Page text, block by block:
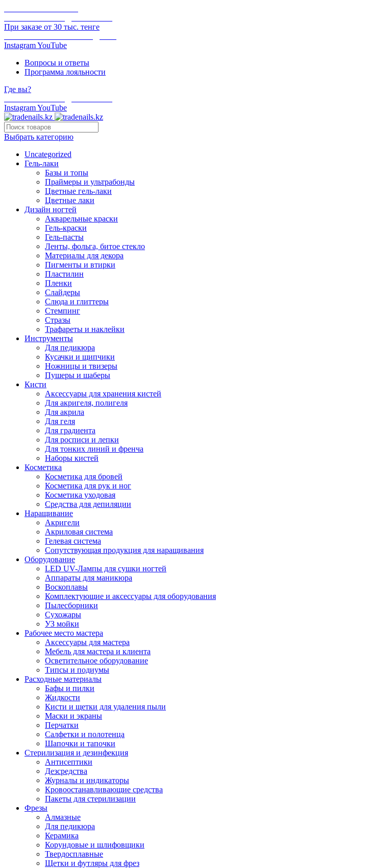
При заказе от 30 тыс. тенге
InstagramYouTube
Вопросы и ответы
Программа лояльности
Где вы?
InstagramYouTube
Выбрать категорию
Uncategorized
Гель-лаки
Базы и топы
Праймеры и ультрабонды
Цветные гель-лаки
Цветные лаки
Дизайн ногтей
Акварельные краски
Гель-краски
Гель-пасты
Ленты, фольга, битое стекло
Материалы для декора
Пигменты и втирки
Пластилин
Пленки
Слайдеры
Слюда и глиттеры
Стемпинг
Стразы
Трафареты и наклейки
Инструменты
Для педикюра
Кусачки и щипчики
Ножницы и твизеры
Пушеры и шаберы
Кисти
Аксессуары для хранения кистей
Для акригеля, полигеля
Для акрила
Для геля
Для градиента
Для росписи и лепки
Для тонких линий и френча
Наборы кистей
Косметика
Косметика для бровей
Косметика для рук и ног
Косметика уходовая
Средства для депиляции
Наращивание
Акригели
Акриловая система
Гелевая система
Сопутствующая продукция для наращивания
Оборудование
LED UV-Лампы для сушки ногтей
Аппараты для маникюра
Воскоплавы
Комплектующие и аксессуары для оборудования
Пылесборники
Сухожары
УЗ мойки
Рабочее место мастера
Аксессуары для мастера
Мебель для мастера и клиента
Осветительное оборудование
Типсы и подиумы
Расходные материалы
Бафы и пилки
Жидкости
Кисти и щетки для удаления пыли
Маски и экраны
Перчатки
Салфетки и полотенца
Шапочки и тапочки
Стерилизация и дезинфекция
Антисептики
Дезсредства
Журналы и индикаторы
Кровоостанавливающие средства
Пакеты для стерилизации
Фрезы
Алмазные
Для педикюра
Керамика
Корундовые и шлифовщики
Твердосплавные
Щетки и футляры для фрез